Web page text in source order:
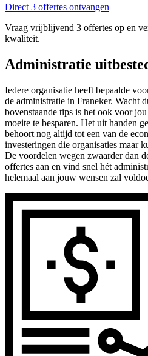
Direct 3 offertes ontvangen
Vraag vrijblijvend 3 offertes op en
kwaliteit.
Administratie
Iedere organisatie heeft bepaalde
de administratie in Franeker. Wacht
bovenstaande tips is het ook voor
moeite te besparen. Het uit handen
behoort nog altijd tot een van de
investeringen die organisaties maar
De voordelen wegen zwaarder dan
offertes aan en vind snel hét
helemaal aan jouw wensen zal